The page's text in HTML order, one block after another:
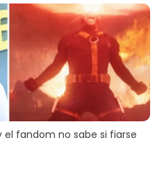
fandom no sabe si fiarse